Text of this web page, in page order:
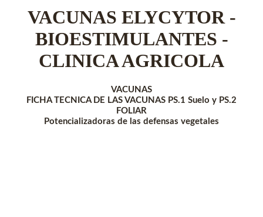
VACUNAS ELYCYTOR -
BIOESTIMULANTES -
CLINICA AGRICOLA
VACUNAS
FICHA TECNICA DE LAS VACUNAS PS.1 Suelo y PS.2
FOLIAR
Potencializadoras de las defensas vegetales